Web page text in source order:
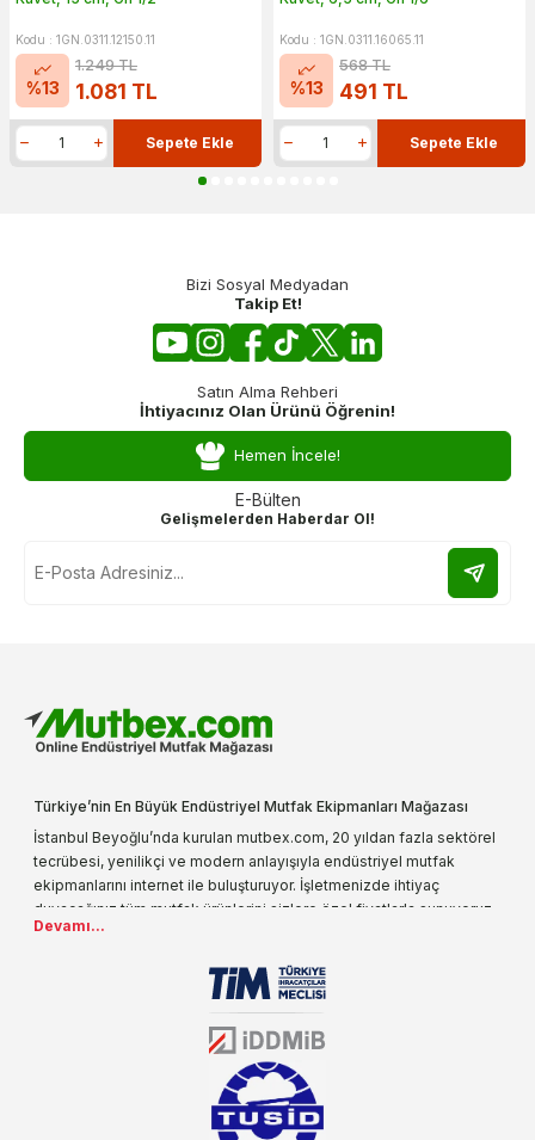
Kodu : 1GN.0311.12150.11
%13
1.249TL
1.081 TL
Sepete Ekle
Kodu : 1GN.0311.16065.11
%13
568TL
491 TL
Sepete Ekle
Bizi Sosyal Medyadan
Takip Et!
Satın Alma Rehberi
İhtiyacınız Olan Ürünü Öğrenin!
Hemen İncele!
E-Bülten
Gelişmelerden Haberdar Ol!
Türkiye’nin En Büyük Endüstriyel Mutfak Ekipmanları Mağazası
İstanbul Beyoğlu’nda kurulan mutbex.com, 20 yıldan fazla sektörel
tecrübesi, yenilikçi ve modern anlayışıyla endüstriyel mutfak
ekipmanlarını internet ile buluşturuyor. İşletmenizde ihtiyaç
duyacağınız tüm mutfak ürünlerini sizlere özel fiyatlarla sunuyoruz.
Endüstriyel mutfak malzemesi deyince akla gelen ilk adreslerden
sektörün farklı alanlarında da faliyet gösteren mutbex.com,
Öztiryakiler resmi bayisidir. Öztiryakiler ürünleri üzerinde büyük bir
donanıma sahip ekibi ile müşterilerine koşulsuz destek sunan
mutbex.com ile endüstriyel mutfak malzemeleri konusunda
alacağınız hizmet standartların her zaman üstünde olacaktır.
Devamı...